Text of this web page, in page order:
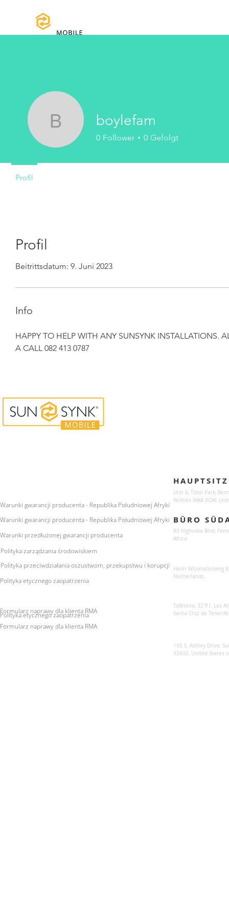
Profil
Beitrittsdatum: 9. Juni 2023
Info
HAPPY TO HELP WITH ANY SUNSYNK INSTALLATIONS.
A CALL 082 413 0787
boylefam
boylefam
0 Follower 0 Gefolgt
Profil
Warunki gwarancji producenta - Republika Południowej Afryki
Warunki gwarancji producenta - Republika Południowej Afryki
Warunki przedłużonej gwarancji producenta
Polityka zarządzania środowiskiem
Polityka przeciwdziałania oszustwom, przekupstwu i korupcji
Polityka etycznego zaopatrzenia
Formularz naprawy dla klienta RMA
Formularz naprawy dla klienta RMA
Polityka etycznego zaopatrzenia
HAUPTSITZ
Unit 8, Total Park,
Widnes WA8 0GW,
BÜRO
80 Highview Blvd,
Africa.
Henri Wijnmalenweg
Netherlands.
Tafetana, 32 P.I. Las
Santa Cruz de Tenerife
100 S. Ashley Drive,
33602, United States